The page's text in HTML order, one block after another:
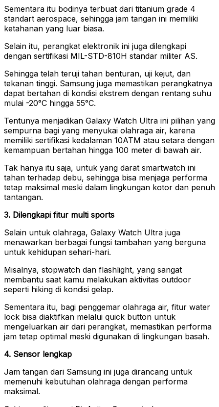
Sementara itu bodinya terbuat dari titanium grade 4
standart aerospace, sehingga jam tangan ini memiliki
ketahanan yang luar biasa.
Selain itu, perangkat elektronik ini juga dilengkapi
dengan sertifikasi MIL-STD-810H standar militer AS.
Sehingga telah teruji tahan benturan, uji kejut, dan
tekanan tinggi. Samsung juga memastikan perangkatnya
dapat bertahan di kondisi ekstrem dengan rentang suhu
mulai -20°C hingga 55°C.
Tentunya menjadikan Galaxy Watch Ultra ini pilihan yang
sempurna bagi yang menyukai olahraga air, karena
memiliki sertifikasi kedalaman 10ATM atau setara dengan
kemampuan bertahan hingga 100 meter di bawah air.
Tak hanya itu saja, untuk yang darat smartwatch ini
tahan terhadap debu, sehingga bisa menjaga performa
tetap maksimal meski dalam lingkungan kotor dan penuh
tantangan.
3. Dilengkapi fitur multi sports
Selain untuk olahraga, Galaxy Watch Ultra juga
menawarkan berbagai fungsi tambahan yang berguna
untuk kehidupan sehari-hari.
Misalnya, stopwatch dan flashlight, yang sangat
membantu saat kamu melakukan aktivitas outdoor
seperti hiking di kondisi gelap.
Sementara itu, bagi penggemar olahraga air, fitur water
lock bisa diaktifkan melalui quick button untuk
mengeluarkan air dari perangkat, memastikan performa
jam tetap optimal meski digunakan di lingkungan basah.
4. Sensor lengkap
Jam tangan dari Samsung ini juga dirancang untuk
memenuhi kebutuhan olahraga dengan performa
maksimal.